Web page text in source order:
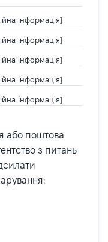
інформація]
інформація]
інформація]
інформація]
інформація]
або поштова
з питань